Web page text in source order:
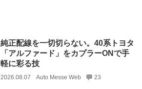
純正配線を一切切らない。40系トヨタ
「アルファード」をカプラーONで手
軽に彩る技
2026.08.07 Auto Messe Web 23